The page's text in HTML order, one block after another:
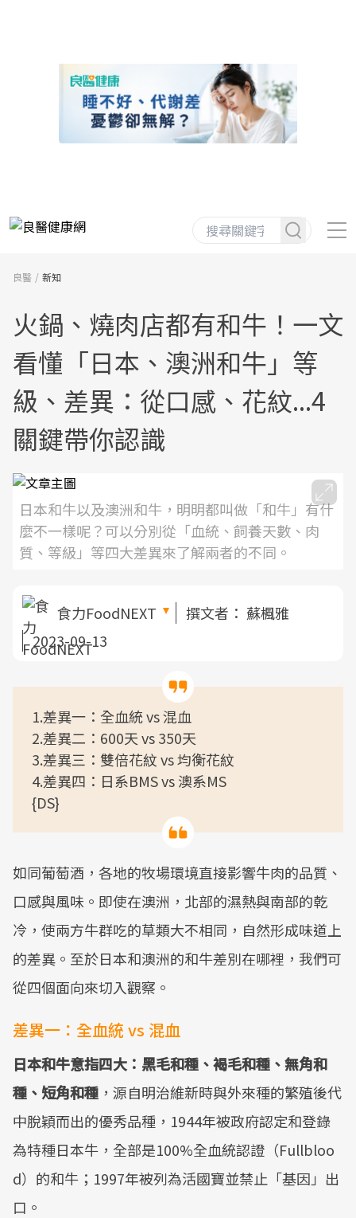
良醫 新知
火鍋、燒肉店都有和牛！一文
看懂「日本、澳洲和牛」等
級、差異：從口感、花紋...4
關鍵帶你認識
日本和牛以及澳洲和牛，明明都叫做「和牛」有什
麼不一樣呢？可以分別從「血統、飼養天數、肉
質、等級」等四大差異來了解兩者的不同。
食力FoodNEXT 撰文者： 蘇楓雅
2023-09-13
1.差異一：全血統 vs 混血
2.差異二：600天 vs 350天
3.差異三：雙倍花紋 vs 均衡花紋
4.差異四：日系BMS vs 澳系MS
{DS}
如同葡萄酒，各地的牧場環境直接影響牛肉的品質、
口感與風味。即使在澳洲，北部的濕熱與南部的乾
冷，使兩方牛群吃的草類大不相同，自然形成味道上
的差異。至於日本和澳洲的和牛差別在哪裡，我們可
從四個面向來切入觀察。
差異一：全血統 vs 混血
日本和牛意指四大：黑毛和種、褐毛和種、無角和
種、短角和種 ，源自明治維新時與外來種的繁殖後代
中脫穎而出的優秀品種，1944年被政府認定和登錄
為特種日本牛，全部是100%全血統認證（Fullbloo
d）的和牛；1997年被列為活國寶並禁止「基因」出
口。